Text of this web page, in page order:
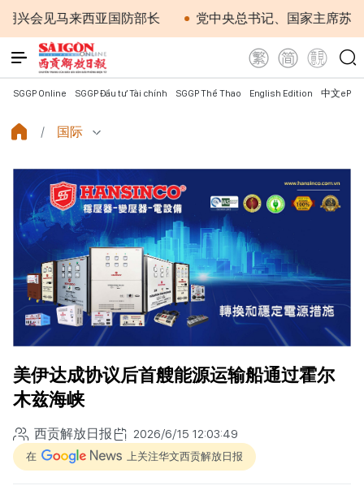
见马来西亚国防部长 党中央总书记、国家主席苏林：
SGGP Online SGGP Đầu tư Tài chính SGGP Thể Thao English Edition 中文
国际
美伊达成协议后首艘能源运输船通过霍尔
木兹海峡
西贡解放日报 2026/6/15 12:03:49
在 上关注华文西贡解放日报